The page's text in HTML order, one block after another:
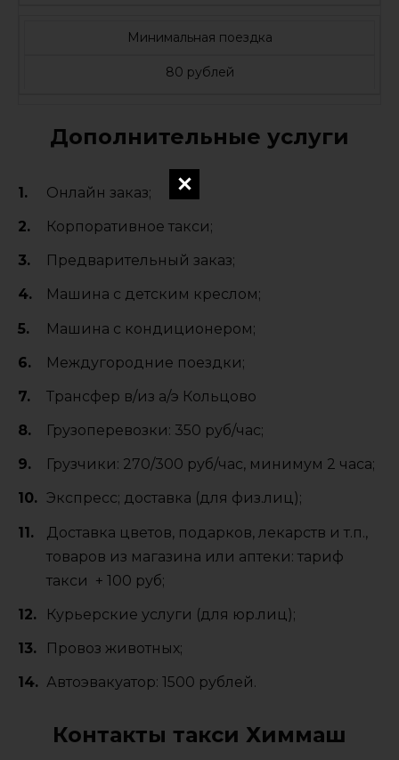
Минимальная поездка
80 рублей
Дополнительные услуги
Онлайн заказ;
Корпоративное такси;
Предварительный заказ;
Машина с детским креслом;
Машина с кондиционером;
Междугородние поездки;
Трансфер в/из а/э Кольцово
Грузоперевозки: 350 руб/час;
Грузчики: 270/300 руб/час, минимум 2 часа;
Экспресс; доставка (для физ.лиц);
Доставка цветов, подарков, лекарств и т.п.,
товаров из магазина или аптеки: тариф
такси + 100 руб;
Курьерские услуги (для юр.лиц);
Провоз животных;
Автоэвакуатор: 1500 рублей.
Контакты такси Химмаш